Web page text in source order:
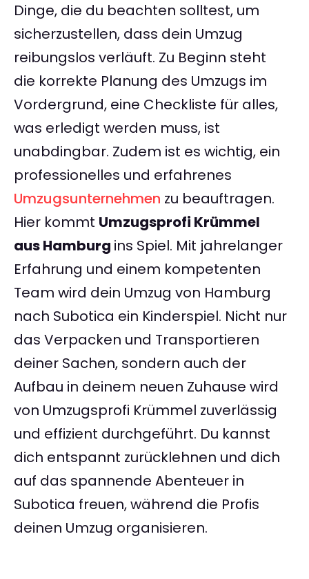
Dinge, die du beachten solltest, um
sicherzustellen, dass dein Umzug
reibungslos verläuft. Zu Beginn steht
die korrekte Planung des Umzugs im
Vordergrund, eine Checkliste für alles,
was erledigt werden muss, ist
unabdingbar. Zudem ist es wichtig, ein
professionelles und erfahrenes
Umzugsunternehmen zu beauftragen.
Hier kommt Umzugsprofi Krümmel
aus Hamburg ins Spiel. Mit jahrelanger
Erfahrung und einem kompetenten
Team wird dein Umzug von Hamburg
nach Subotica ein Kinderspiel. Nicht nur
das Verpacken und Transportieren
deiner Sachen, sondern auch der
Aufbau in deinem neuen Zuhause wird
von Umzugsprofi Krümmel zuverlässig
und effizient durchgeführt. Du kannst
dich entspannt zurücklehnen und dich
auf das spannende Abenteuer in
Subotica freuen, während die Profis
deinen Umzug organisieren.